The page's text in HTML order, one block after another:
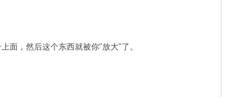
面，然后这个东西就被你"放大"了。